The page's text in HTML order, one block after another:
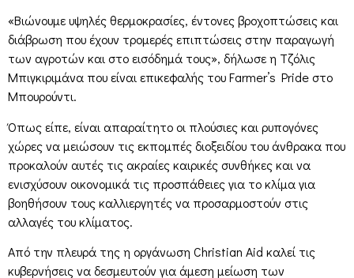
«Βιώνουμε υψηλές θερμοκρασίες, έντονες βροχοπτώσεις και
διάβρωση που έχουν τρομερές επιπτώσεις στην παραγωγή
των αγροτών και στο εισόδημά τους», δήλωσε η Τζόλις
Μπιγκιριμάνα που είναι επικεφαλής του Farmer’s Pride στο
Μπουρούντι.
Όπως είπε, είναι απαραίτητο οι πλούσιες και ρυπογόνες
χώρες να μειώσουν τις εκπομπές διοξειδίου του άνθρακα που
προκαλούν αυτές τις ακραίες καιρικές συνθήκες και να
ενισχύσουν οικονομικά τις προσπάθειες για το κλίμα για
βοηθήσουν τους καλλιεργητές να προσαρμοστούν στις
αλλαγές του κλίματος.
Από την πλευρά της η οργάνωση Christian Aid καλεί τις
κυβερνήσεις να δεσμευτούν για άμεση μείωση των